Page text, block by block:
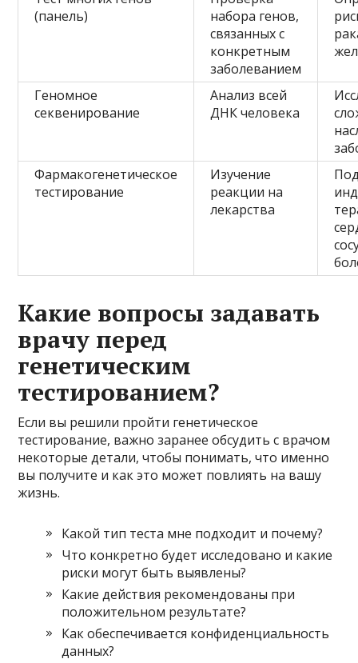
(панель)
набора генов,
связанных с
конкретным
заболеванием
Геномное
секвенирование
Анализ всей
ДНК человека
Фармакогенетическое
тестирование
Изучение
реакции на
лекарства
Какие вопросы задавать
врачу перед
генетическим
тестированием?
Если вы решили пройти генетическое
тестирование, важно заранее обсудить с врачом
некоторые детали, чтобы понимать, что именно
вы получите и как это может повлиять на вашу
жизнь.
Какой тип теста мне подходит и почему?
Что конкретно будет исследовано и какие
риски могут быть выявлены?
Какие действия рекомендованы при
положительном результате?
Как обеспечивается конфиденциальность
данных?